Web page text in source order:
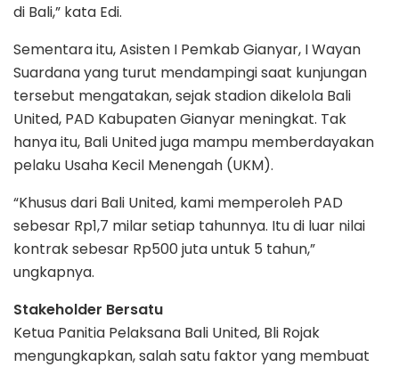
di Bali,” kata Edi.
Sementara itu, Asisten I Pemkab Gianyar, I Wayan
Suardana yang turut mendampingi saat kunjungan
tersebut mengatakan, sejak stadion dikelola Bali
United, PAD Kabupaten Gianyar meningkat. Tak
hanya itu, Bali United juga mampu memberdayakan
pelaku Usaha Kecil Menengah (UKM).
“Khusus dari Bali United, kami memperoleh PAD
sebesar Rp1,7 milar setiap tahunnya. Itu di luar nilai
kontrak sebesar Rp500 juta untuk 5 tahun,”
ungkapnya.
Stakeholder Bersatu
Ketua Panitia Pelaksana Bali United, Bli Rojak
mengungkapkan, salah satu faktor yang membuat